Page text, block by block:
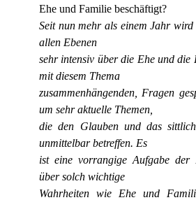
Ehe und Familie beschäftigt?
Seit nun mehr als einem Jahr
allen Ebenen
sehr intensiv über die Ehe und die
mit diesem Thema
zusammenhängenden, Fragen
um sehr aktuelle Themen,
die den Glauben und das
unmittelbar betreffen. Es
ist eine vorrangige Aufgabe der
über solch wichtige
Wahrheiten wie Ehe und